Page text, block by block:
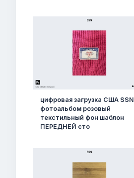
цифровая загрузка США SSN
фотоальбом розовый
текстильный фон шаблон
ПЕРЕДНЕЙ сто